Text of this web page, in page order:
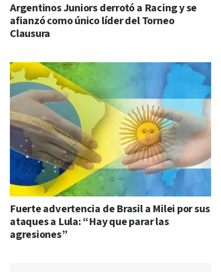
Argentinos Juniors derrotó a Racing y se
afianzó como único líder del Torneo
Clausura
Fuerte advertencia de Brasil a Milei por sus
ataques a Lula: “Hay que parar las
agresiones”